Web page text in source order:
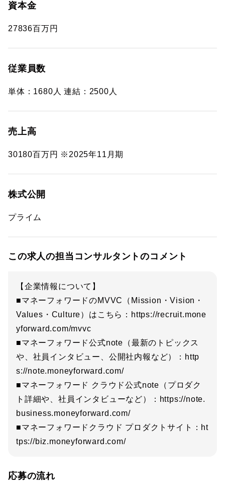
資本金
27836百万円
従業員数
単体：1680人 連結：2500人
売上高
30180百万円 ※2025年11月期
株式公開
プライム
この求人の担当コンサルタントのコメント
【企業情報について】
■マネーフォワードのMVVC（Mission・Vision・
Values・Culture）はこちら：https://recruit.mone
yforward.com/mvvc
■マネーフォワード公式note（最新のトピックス
や、社員インタビュー、公開社内報など）：http
s://note.moneyforward.com/
■マネーフォワード クラウド公式note（プロダク
ト詳細や、社員インタビューなど）：https://note.
business.moneyforward.com/
■マネーフォワードクラウド プロダクトサイト：ht
tps://biz.moneyforward.com/
応募の流れ